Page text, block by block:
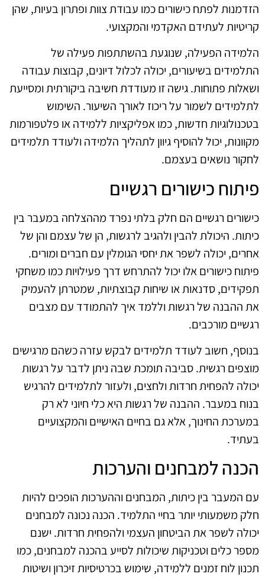
הזדמנות לפתח כישורים כמו עבודת צוות ופתרון בעיות, שהן
קריטיות לעתידם האקדמי והמקצועי.
הלמידה הפעילה, שנוגעת בהשתתפות פעילה של
התלמידים בשיעורים, יכולה לכלול דיונים, קבוצות עבודה
ושאלות פתוחות. גישה זו מעודדת חשיבה ביקורתית ומסייעת
לתלמידים לשמור על ריכוז לאורך השיעור. השימוש
בטכנולוגיות חדשות, כמו אפליקציות ללמידה או פלטפורמות
מקוונות, יכול להוסיף גיוון לתהליך הלמידה ולעודד תלמידים
לחקור נושאים בעצמם.
פיתוח כישורים רגשיים
כישורים רגשיים הם חלק בלתי נפרד מההצלחה במעבר בין
כיתות. היכולת להבין ולהגיב לרגשות, הן של עצמם והן של
אחרים, יכולה לשפר את יחסי הגומלין עם חברים ומורים.
פיתוח כישורים אלו יכול להתרחש דרך פעילויות כמו משחקי
תפקידים, סדנאות או שיחות קבוצתיות, שמטרתן להעמיק
את ההבנה של רגשות וללמד איך להתמודד עם מצבים
רגשיים מורכבים.
בנוסף, חשוב לעודד תלמידים לבקש עזרה כשהם מרגישים
מוצפים רגשית. סביבה תומכת שבה ניתן לדבר על רגשות
יכולה להפחית חרדות ולחצים, ולעזור לתלמידים להרגיש
בנוח במעבר. ההבנה של רגשות היא כלי חיוני לא רק
במערכת החינוך, אלא גם בחיים האישיים והמקצועיים
בעתיד.
הכנה למבחנים והערכות
עם המעבר בין כיתות, המבחנים וההערכות הופכים להיות
חלק משמעותי יותר בחיי התלמיד. הכנה נכונה למבחנים
יכולה לשפר את הביטחון העצמי ולהפחית חרדות. ישנם
מספר כלים וטכניקות שיכולות לסייע בהכנה למבחנים, כמו
תכנון לוח זמנים ללמידה, שימוש בכרטיסיות זיכרון ושיטות